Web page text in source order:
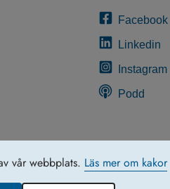
vår webbplats. Läs mer om kakor
Facebook
Linkedin
Instagram
Podd